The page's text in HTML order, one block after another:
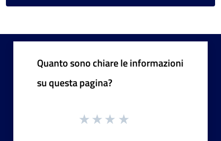
Quanto sono chiare le informazioni
su questa pagina?